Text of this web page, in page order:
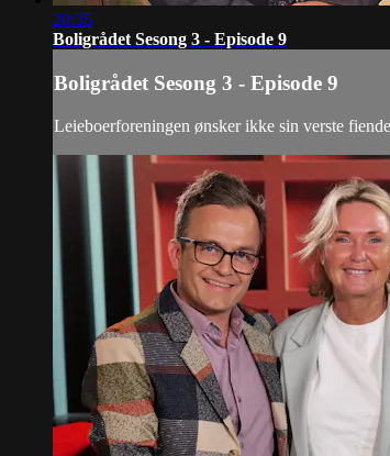
20:35
Boligrådet Sesong 3 - Episode 9
Boligrådet Sesong 3 - Episode 9
Leieboerforeningen ønsker ikke sin verste